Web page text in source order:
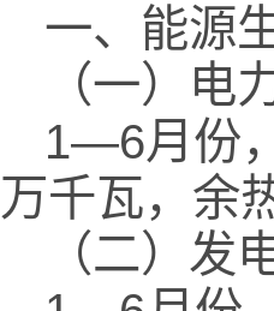
一、能源
（一）电
1—6月份
万千瓦，余
（二）发